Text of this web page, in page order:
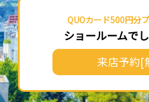
QUOカード500円分
ショールームで
来店予約[